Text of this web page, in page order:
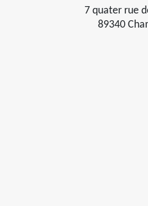
7 quater rue
89340